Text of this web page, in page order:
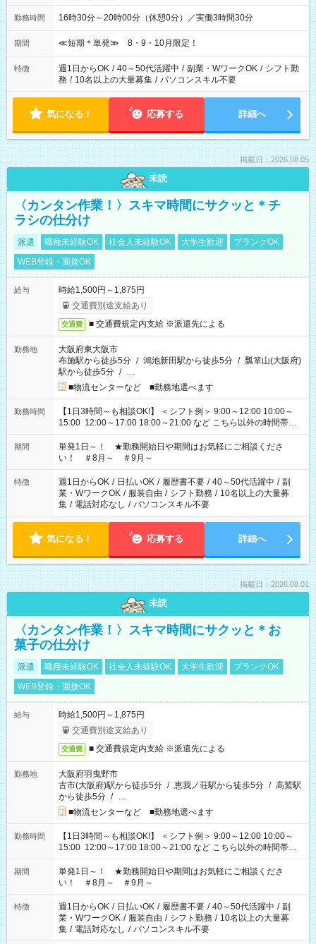
勤務時間 16時30分～20時00分（休憩0分）／実働3時間30分
期間 ≪短期＊単発≫ 8・9・10月限定！
特徴 週1日からOK / 40～50代活躍中 / 副業・WワークOK / シフト勤
務 / 10名以上の大量募集 / パソコンスキル不要
気になる！ 応募する 詳細へ
掲載日：2026.08.05
未読
〈カンタン作業！〉スキマ時間にサクッと＊チ
ラシの仕分け
派遣 職種未経験OK 社会人未経験OK 大学生歓迎
ブランクOK
WEB登録・面接OK
給与
時給1,500円～1,875円
交通費別途支給あり
交通費 ■ 交通費規定内支給 ※派遣先による
勤務地
大阪府東大阪市
布施駅から徒歩5分 / 鴻池新田駅から徒歩5分 / 瓢箪山(大阪府)
駅から徒歩5分 / …
■物流センターなど ■勤務地選べます
勤務時間
【1日3時間～も相談OK!】 ＜シフト例＞ 9:00～12:00 10:00～
15:00 12:00～17:00 18:00～21:00 など こちら以外の時間帯も
お気軽にご相談ください！
期間
単発1日～！ ★勤務開始日や期間はお気軽にご相談くださ
い！ ＃8月～ ＃9月～
特徴 週1日からOK / 日払いOK / 履歴書不要 / 40～50代活躍中 / 副
業・WワークOK / 服装自由 / シフト勤務 / 10名以上の大量募
集 / 電話対応なし / パソコンスキル不要
気になる！ 応募する 詳細へ
掲載日：2026.08.01
未読
〈カンタン作業！〉スキマ時間にサクッと＊お
菓子の仕分け
派遣 職種未経験OK 社会人未経験OK 大学生歓迎
ブランクOK
WEB登録・面接OK
給与
時給1,500円～1,875円
交通費別途支給あり
交通費 ■ 交通費規定内支給 ※派遣先による
勤務地
大阪府羽曳野市
古市(大阪府)駅から徒歩5分 / 恵我ノ荘駅から徒歩5分 / 高鷲駅
から徒歩5分 / …
■物流センターなど ■勤務地選べます
勤務時間
【1日3時間～も相談OK!】 ＜シフト例＞ 9:00～12:00 10:00～
15:00 12:00～17:00 18:00～21:00 など こちら以外の時間帯も
お気軽にご相談ください！
期間
単発1日～！ ★勤務開始日や期間はお気軽にご相談くださ
い！ ＃8月～ ＃9月～
特徴 週1日からOK / 日払いOK / 履歴書不要 / 40～50代活躍中 / 副
業・WワークOK / 服装自由 / シフト勤務 / 10名以上の大量募
集 / 電話対応なし / パソコンスキル不要